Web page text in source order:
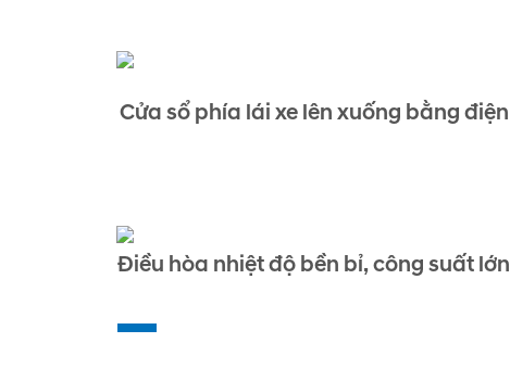
Cửa sổ phía lái xe lên xuống bằng điện
Điều hòa nhiệt độ bền bỉ, công suất lớn